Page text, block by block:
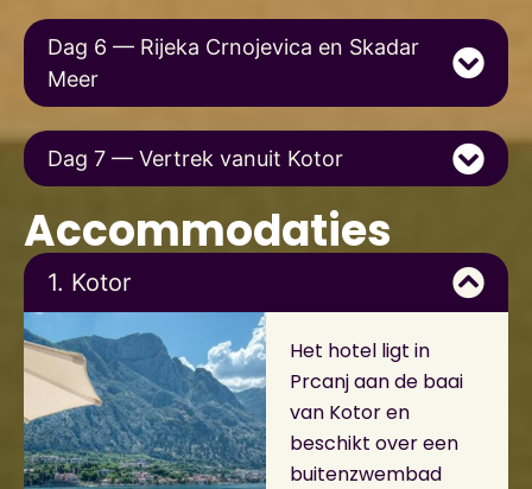
Dag 6 — Rijeka Crnojevica en Skadar
Meer
Dag 7 — Vertrek vanuit Kotor
Accommodaties
1. Kotor
Het hotel ligt in
Prcanj aan de baai
van Kotor en
beschikt over een
buitenzwembad